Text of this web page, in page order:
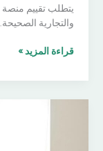
والتجارية
كيفية
منصة
قراءة المزيد »